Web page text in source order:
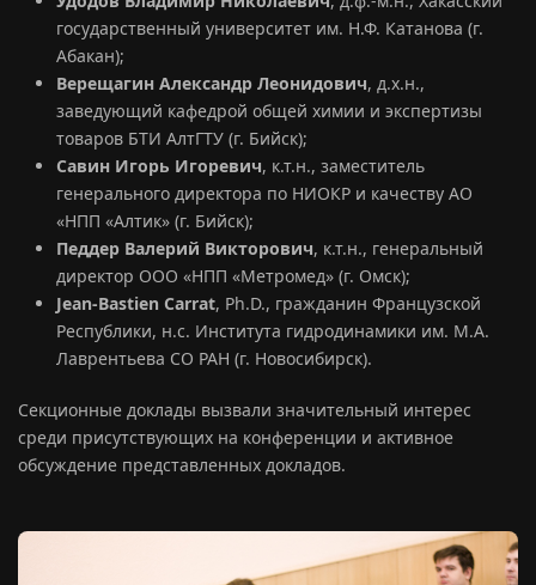
государственный университет им. Н.Ф. Катанова (г.
Абакан);
Верещагин Александр Леонидович, д.х.н.,
заведующий кафедрой общей химии и экспертизы
товаров БТИ АлтГТУ (г. Бийск);
Савин Игорь Игоревич, к.т.н., заместитель
генерального директора по НИОКР и качеству АО
«НПП «Алтик» (г. Бийск);
Педдер Валерий Викторович, к.т.н., генеральный
директор ООО «НПП «Метромед» (г. Омск);
Jean-Bastien Carrat, Ph.D., гражданин Французской
Республики, н.с. Института гидродинамики им. М.А.
Лаврентьева СО РАН (г. Новосибирск).
Секционные доклады вызвали значительный интерес
среди присутствующих на конференции и активное
обсуждение представленных докладов.